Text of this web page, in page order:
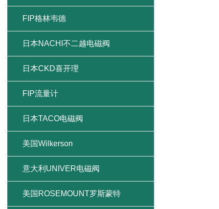
FIP格林韦德
日本NACHI不二越电磁阀
日本CKD喜开理
FIP流量计
日本TACO电磁阀
美国Wilkerson
意大利UNIVER电磁阀
美国ROSEMOUNT罗斯蒙特